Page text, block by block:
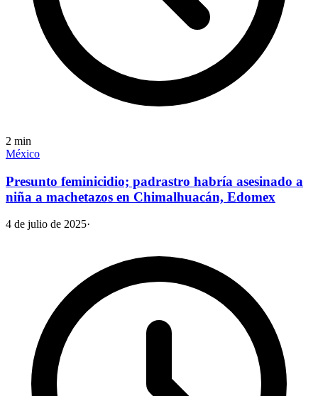
2 min
México
Presunto feminicidio; padrastro habría asesinado a
niña a machetazos en Chimalhuacán, Edomex
4 de julio de 2025·